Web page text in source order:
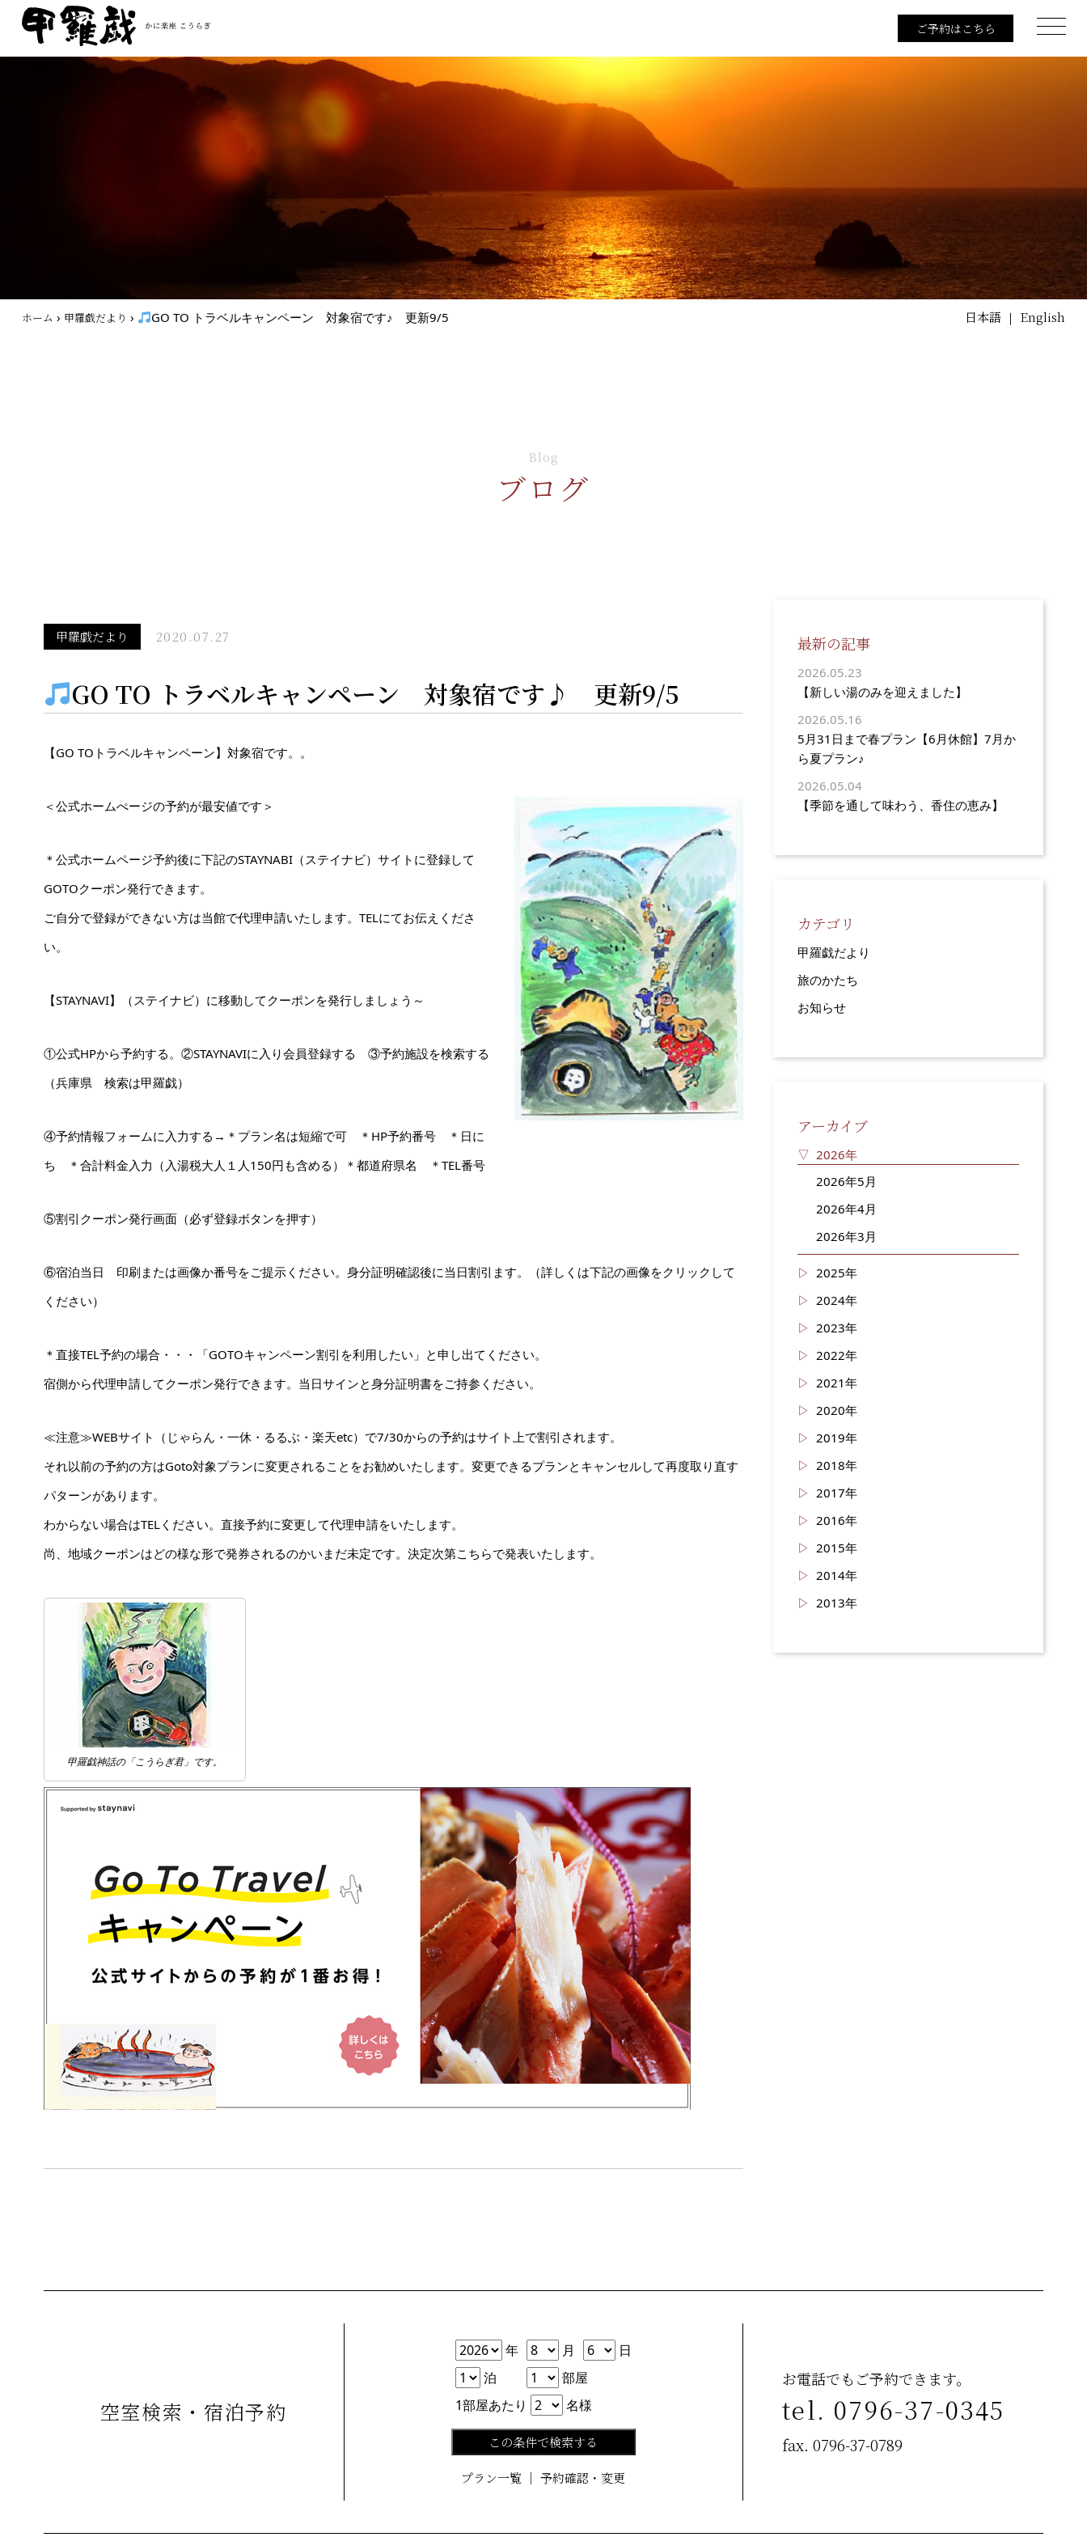
ご予約はこちら
ホーム › 甲羅戯だより › GO TO トラベルキャンペーン 対象宿です♪ 更新9/5 日本語 ｜ English
Blog
ブログ
甲羅戯だより 2020.07.27
GO TO トラベルキャンペーン 対象宿です♪ 更新9/5
【GO TOトラベルキャンペーン】対象宿です。。
＜公式ホームぺージの予約が最安値です＞
＊公式ホームページ予約後に下記のSTAYNABI（ステイナビ）サイトに登録して
GOTOクーポン発行できます。
ご自分で登録ができない方は当館で代理申請いたします。TELにてお伝えくださ
い。
【STAYNAVI】（ステイナビ）に移動してクーポンを発行しましょう～
①公式HPから予約する。②STAYNAVIに入り会員登録する ③予約施設を検索する
（兵庫県 検索は甲羅戯）
④予約情報フォームに入力する→＊プラン名は短縮で可 ＊HP予約番号 ＊日に
ち ＊合計料金入力（入湯税大人１人150円も含める）＊都道府県名 ＊TEL番号
⑤割引クーポン発行画面（必ず登録ボタンを押す）
⑥宿泊当日 印刷または画像か番号をご提示ください。身分証明確認後に当日割引ます。（詳しくは下記の画像をクリックして
ください）
＊直接TEL予約の場合・・・
「GOTOキャンペーン割引を利用したい」と申し出てください。
宿側から代理申請してクーポン発行できます。当日サインと身分証明書をご持参ください。
≪注意≫WEBサイト（じゃらん・一休・るるぶ・楽天etc）で7/30からの予約はサイト上で割引されます。
それ以前の予約の方はGoto対象プランに変更されることをお勧めいたします。変更できるプランとキャンセルして再度取り直す
パターンがあります。
わからない場合はTELください。直接予約に変更して代理申請をいたします。
尚、地域クーポンはどの様な形で発券されるのかいまだ未定です。決定次第こちらで発表いたします。
甲羅戯神話の「こうらぎ君」です。
最新の記事
2026.05.23
【新しい湯のみを迎えました】
2026.05.16
5月31日まで春プラン【6月休館】7月か
ら夏プラン♪
2026.05.04
【季節を通して味わう、香住の恵み】
カテゴリ
甲羅戯だより
旅のかたち
お知らせ
アーカイブ
2026年
2026年5月
2026年4月
2026年3月
2025年
2024年
2023年
2022年
2021年
2020年
2019年
2018年
2017年
2016年
2015年
2014年
2013年
空室検索・宿泊予約
年 年 月 月 日
日
泊数 泊 部屋数部屋
1部屋あたり
人数 名様
この条件で検索する
プラン一覧 ｜予約確認・変更
お電話でもご予約できます。
tel. 0796-37-0345
fax. 0796-37-0789